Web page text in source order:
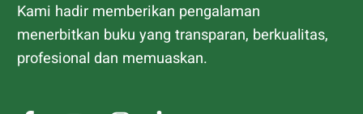
Kami hadir memberikan pengalaman
menerbitkan buku yang transparan, berkualitas,
profesional dan memuaskan.